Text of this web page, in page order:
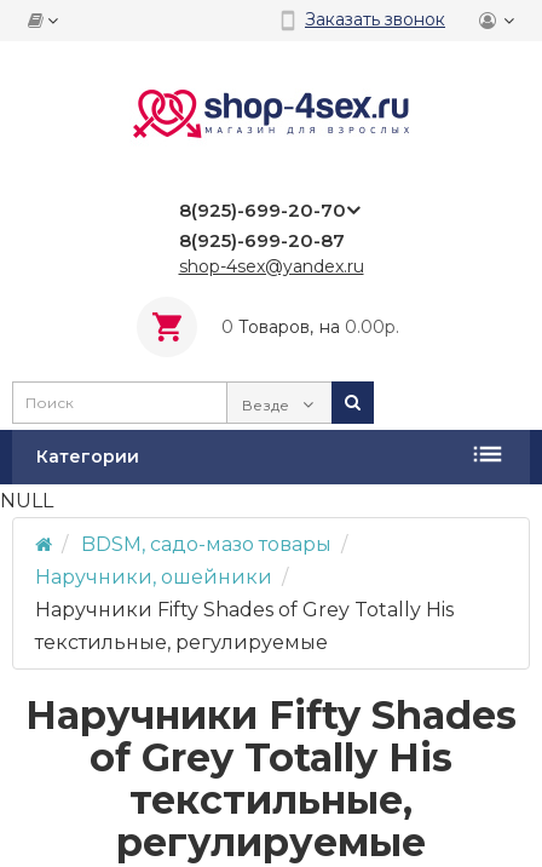
Заказать звонок
8(925)-699-20-70
8(925)-699-20-87
shop-4sex@yandex.ru
0 Tоваров, на 0.00р.
Везде
Категории
NULL
BDSM, садо-мазо товары
Наручники, ошейники
Наручники Fifty Shades of Grey Totally His
текстильные, регулируемые
Наручники Fifty Shades
of Grey Totally His
текстильные,
регулируемые